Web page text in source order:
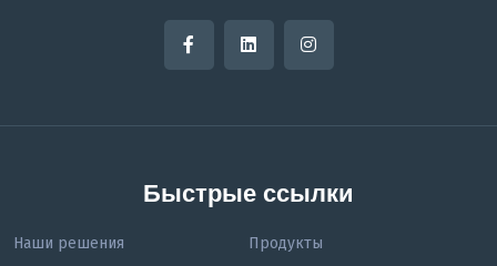
Быстрые ссылки
Наши решения Продукты